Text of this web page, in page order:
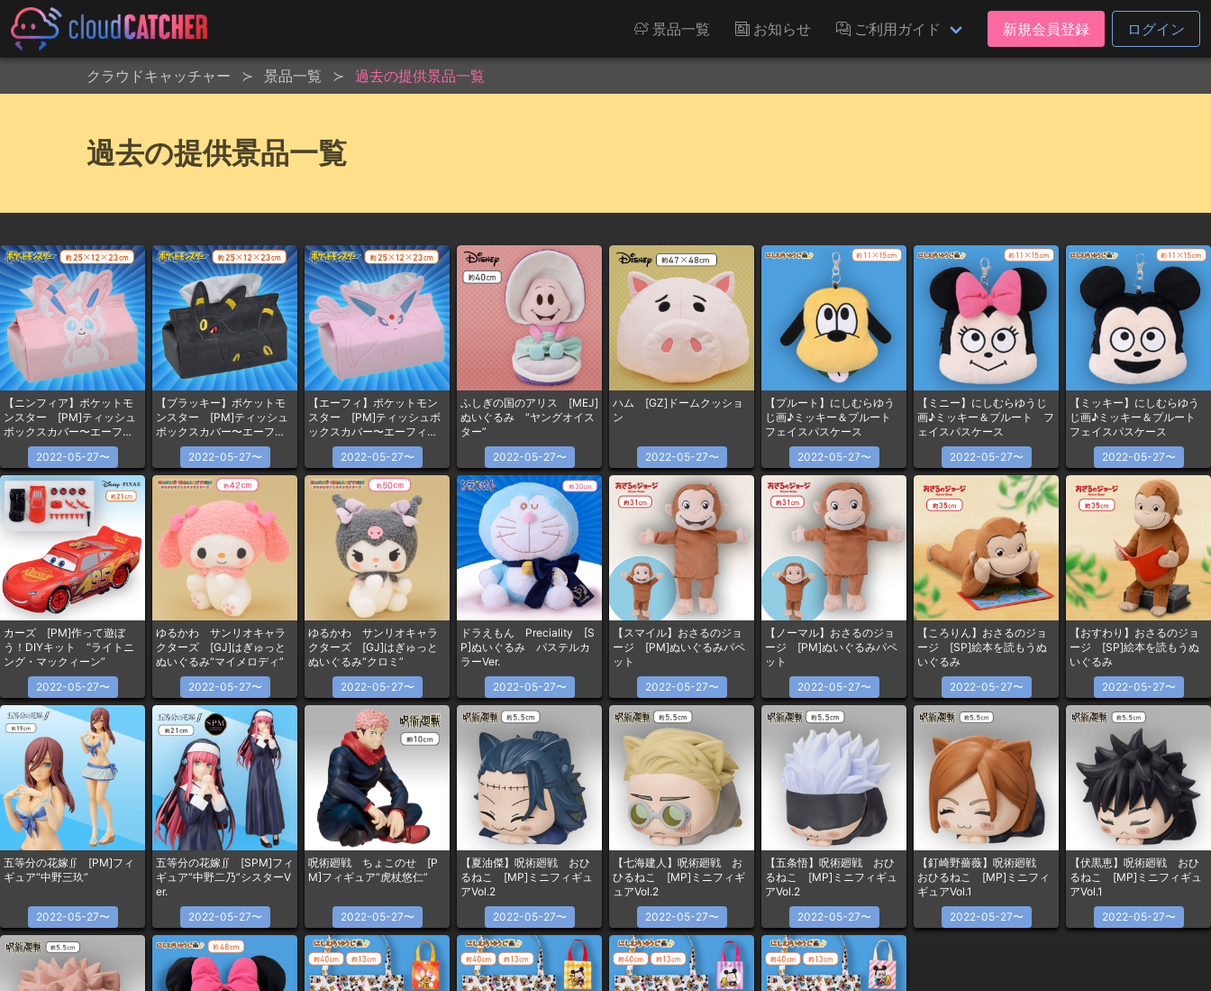
景品一覧 お知らせ ご利用ガイド 新規会員登録 ログイン
クラウドキャッチャー 景品一覧 過去の提供景品一覧
過去の提供景品一覧
【ニンフィア】ポケットモ
ンスター [PM]ティッシュ
ボックスカバー〜エーフィ
／ブラッキー／ニンフィ
2022-05-27〜
【ブラッキー】ポケットモ
ンスター [PM]ティッシュ
ボックスカバー〜エーフィ
／ブラッキー／ニンフィ
2022-05-27〜
【エーフィ】ポケットモン
スター [PM]ティッシュボ
ックスカバー〜エーフィ／
ブラッキー／ニンフィア〜
2022-05-27〜
ふしぎの国のアリス [MEJ]
ぬいぐるみ “ヤングオイス
ター”
2022-05-27〜
ハム [GZ]ドームクッショ
ン
2022-05-27〜
【プルート】にしむらゆう
じ画♪ミッキー＆プルート
フェイスパスケース
2022-05-27〜
【ミニー】にしむらゆうじ
画♪ミッキー＆プルート フ
ェイスパスケース
2022-05-27〜
【ミッキー】にしむらゆう
じ画♪ミッキー＆プルート
フェイスパスケース
2022-05-27〜
カーズ [PM]作って遊ぼ
う！DIYキット “ライトニ
ング・マックィーン”
2022-05-27〜
ゆるかわ サンリオキャラ
クターズ [GJ]はぎゅっと
ぬいぐるみ“マイメロディ”
2022-05-27〜
ゆるかわ サンリオキャラ
クターズ [GJ]はぎゅっと
ぬいぐるみ“クロミ”
2022-05-27〜
ドラえもん Preciality [S
P]ぬいぐるみ パステルカ
ラーVer.
2022-05-27〜
【スマイル】おさるのジョ
ージ [PM]ぬいぐるみパペ
ット
2022-05-27〜
【ノーマル】おさるのジョ
ージ [PM]ぬいぐるみパペ
ット
2022-05-27〜
【ころりん】おさるのジョ
ージ [SP]絵本を読もうぬ
いぐるみ
2022-05-27〜
【おすわり】おさるのジョ
ージ [SP]絵本を読もうぬ
いぐるみ
2022-05-27〜
五等分の花嫁∬ [PM]フィ
ギュア“中野三玖”
2022-05-27〜
五等分の花嫁∬ [SPM]フィ
ギュア“中野二乃”シスターV
er.
2022-05-27〜
呪術廻戦 ちょこのせ [P
M]フィギュア“虎杖悠仁”
2022-05-27〜
【夏油傑】呪術廻戦 おひ
るねこ [MP]ミニフィギュ
アVol.2
2022-05-27〜
【七海建人】呪術廻戦 お
ひるねこ [MP]ミニフィギ
ュアVol.2
2022-05-27〜
【五条悟】呪術廻戦 おひ
るねこ [MP]ミニフィギュ
アVol.2
2022-05-27〜
【釘崎野薔薇】呪術廻戦
おひるねこ [MP]ミニフィ
ギュアVol.1
2022-05-27〜
【伏黒恵】呪術廻戦 おひ
るねこ [MP]ミニフィギュ
アVol.1
2022-05-27〜